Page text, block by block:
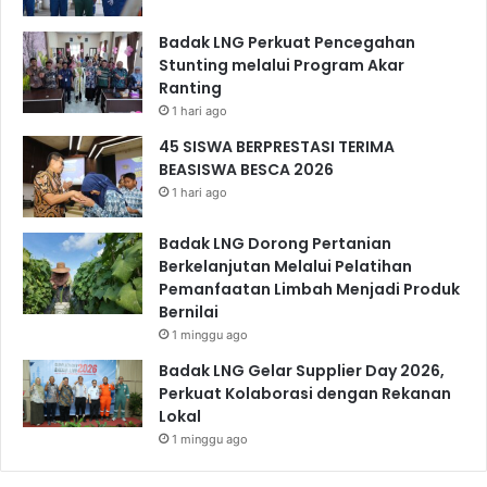
Badak LNG Perkuat Pencegahan
Stunting melalui Program Akar
Ranting
1 hari ago
45 SISWA BERPRESTASI TERIMA
BEASISWA BESCA 2026
1 hari ago
Badak LNG Dorong Pertanian
Berkelanjutan Melalui Pelatihan
Pemanfaatan Limbah Menjadi Produk
Bernilai
1 minggu ago
Badak LNG Gelar Supplier Day 2026,
Perkuat Kolaborasi dengan Rekanan
Lokal
1 minggu ago